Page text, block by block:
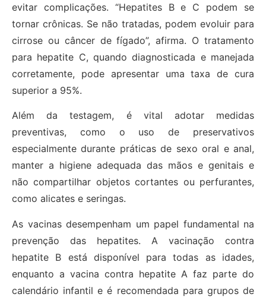
evitar complicações. “Hepatites B e C podem se
tornar crônicas. Se não tratadas, podem evoluir para
cirrose ou câncer de fígado”, afirma. O tratamento
para hepatite C, quando diagnosticada e manejada
corretamente, pode apresentar uma taxa de cura
superior a 95%.
Além da testagem, é vital adotar medidas
preventivas, como o uso de preservativos
especialmente durante práticas de sexo oral e anal,
manter a higiene adequada das mãos e genitais e
não compartilhar objetos cortantes ou perfurantes,
como alicates e seringas.
As vacinas desempenham um papel fundamental na
prevenção das hepatites. A vacinação contra
hepatite B está disponível para todas as idades,
enquanto a vacina contra hepatite A faz parte do
calendário infantil e é recomendada para grupos de